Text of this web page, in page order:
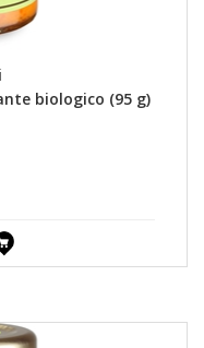
biologico (95 g)